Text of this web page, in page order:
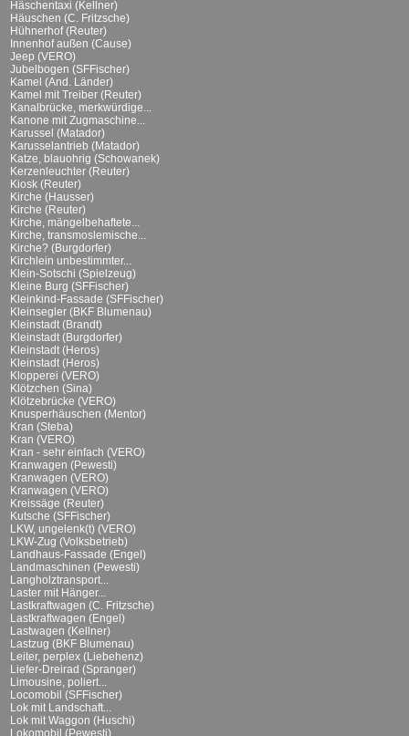
Häschentaxi (Kellner)
Häuschen (C. Fritzsche)
Hühnerhof (Reuter)
Innenhof außen (Cause)
Jeep (VERO)
Jubelbogen (SFFischer)
Kamel (And. Länder)
Kamel mit Treiber (Reuter)
Kanalbrücke, merkwürdige...
Kanone mit Zugmaschine...
Karussel (Matador)
Karusselantrieb (Matador)
Katze, blauohrig (Schowanek)
Kerzenleuchter (Reuter)
Kiosk (Reuter)
Kirche (Hausser)
Kirche (Reuter)
Kirche, mängelbehaftete...
Kirche, transmoslemische...
Kirche? (Burgdorfer)
Kirchlein unbestimmter...
Klein-Sotschi (Spielzeug)
Kleine Burg (SFFischer)
Kleinkind-Fassade (SFFischer)
Kleinsegler (BKF Blumenau)
Kleinstadt (Brandt)
Kleinstadt (Burgdorfer)
Kleinstadt (Heros)
Kleinstadt (Heros)
Klopperei (VERO)
Klötzchen (Sina)
Klötzebrücke (VERO)
Knusperhäuschen (Mentor)
Kran (Steba)
Kran (VERO)
Kran - sehr einfach (VERO)
Kranwagen (Pewesti)
Kranwagen (VERO)
Kranwagen (VERO)
Kreissäge (Reuter)
Kutsche (SFFischer)
LKW, ungelenk(t) (VERO)
LKW-Zug (Volksbetrieb)
Landhaus-Fassade (Engel)
Landmaschinen (Pewesti)
Langholztransport...
Laster mit Hänger...
Lastkraftwagen (C. Fritzsche)
Lastkraftwagen (Engel)
Lastwagen (Kellner)
Lastzug (BKF Blumenau)
Leiter, perplex (Liebehenz)
Liefer-Dreirad (Spranger)
Limousine, poliert...
Locomobil (SFFischer)
Lok mit Landschaft...
Lok mit Waggon (Huschi)
Lokomobil (Pewesti)